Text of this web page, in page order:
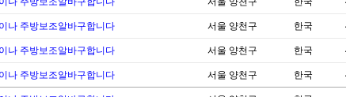
나 주방보조알바구합니다 서울 양천구 한국
나 주방보조알바구합니다 서울 양천구 한국
나 주방보조알바구합니다 서울 양천구 한국